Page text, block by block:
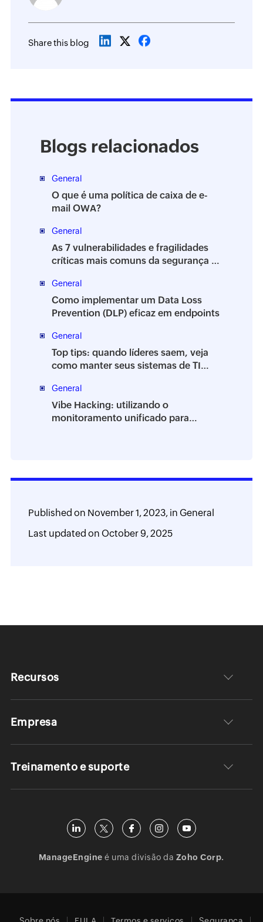
Share this blog
Blogs relacionados
General
O que é uma política de caixa de e-
mail OWA?
General
As 7 vulnerabilidades e fragilidades
críticas mais comuns da segurança da
General
Como implementar um Data Loss
Prevention (DLP) eficaz em endpoints
General
Top tips: quando líderes saem, veja
como manter seus sistemas de TI
General
Vibe Hacking: utilizando o
monitoramento unificado para
Published on November 1, 2023,in General
Last updated on October 9, 2025
Recursos
Empresa
Treinamento e suporte
ManageEngine é uma divisão da Zoho Corp.